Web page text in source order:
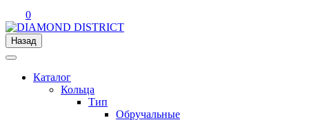
0
Назад
Каталог
Кольца
Тип
Обручальные